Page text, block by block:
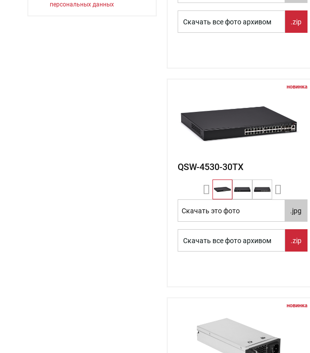
персональных данных
Скачать все фото архивом .zip
новинка
QSW-4530-30TX
Скачать это фото .jpg
Скачать все фото архивом .zip
новинка